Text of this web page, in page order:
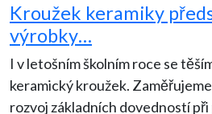
Kroužek keramiky
výrobky…
I v letošním školním roce se
keramický kroužek.
rozvoj základních dovedností při